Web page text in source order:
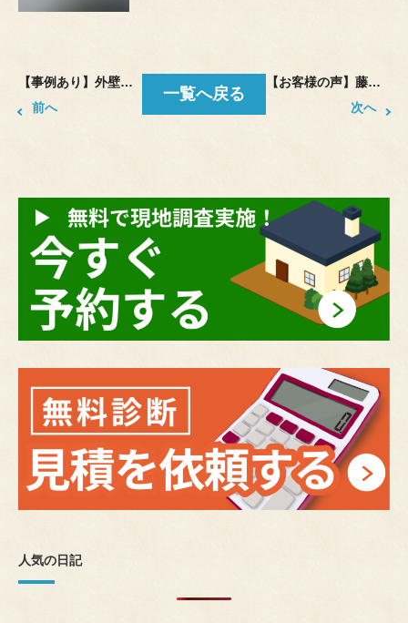
【事例あり】外壁シーリング打ち替えの「削り残し」に注意！プロが教える手抜き工事の見抜き方
前へ
一覧へ戻る
【お客様の声】藤沢市のＫ様邸
次へ
人気の日記